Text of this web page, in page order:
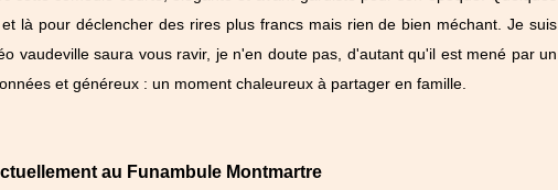
là pour déclencher des rires plus francs mais rien de bien méchant. Je suis
vaudeville saura vous ravir, je n'en doute pas, d'autant qu'il est mené par un
et généreux : un moment chaleureux à partager en famille.
au Funambule Montmartre